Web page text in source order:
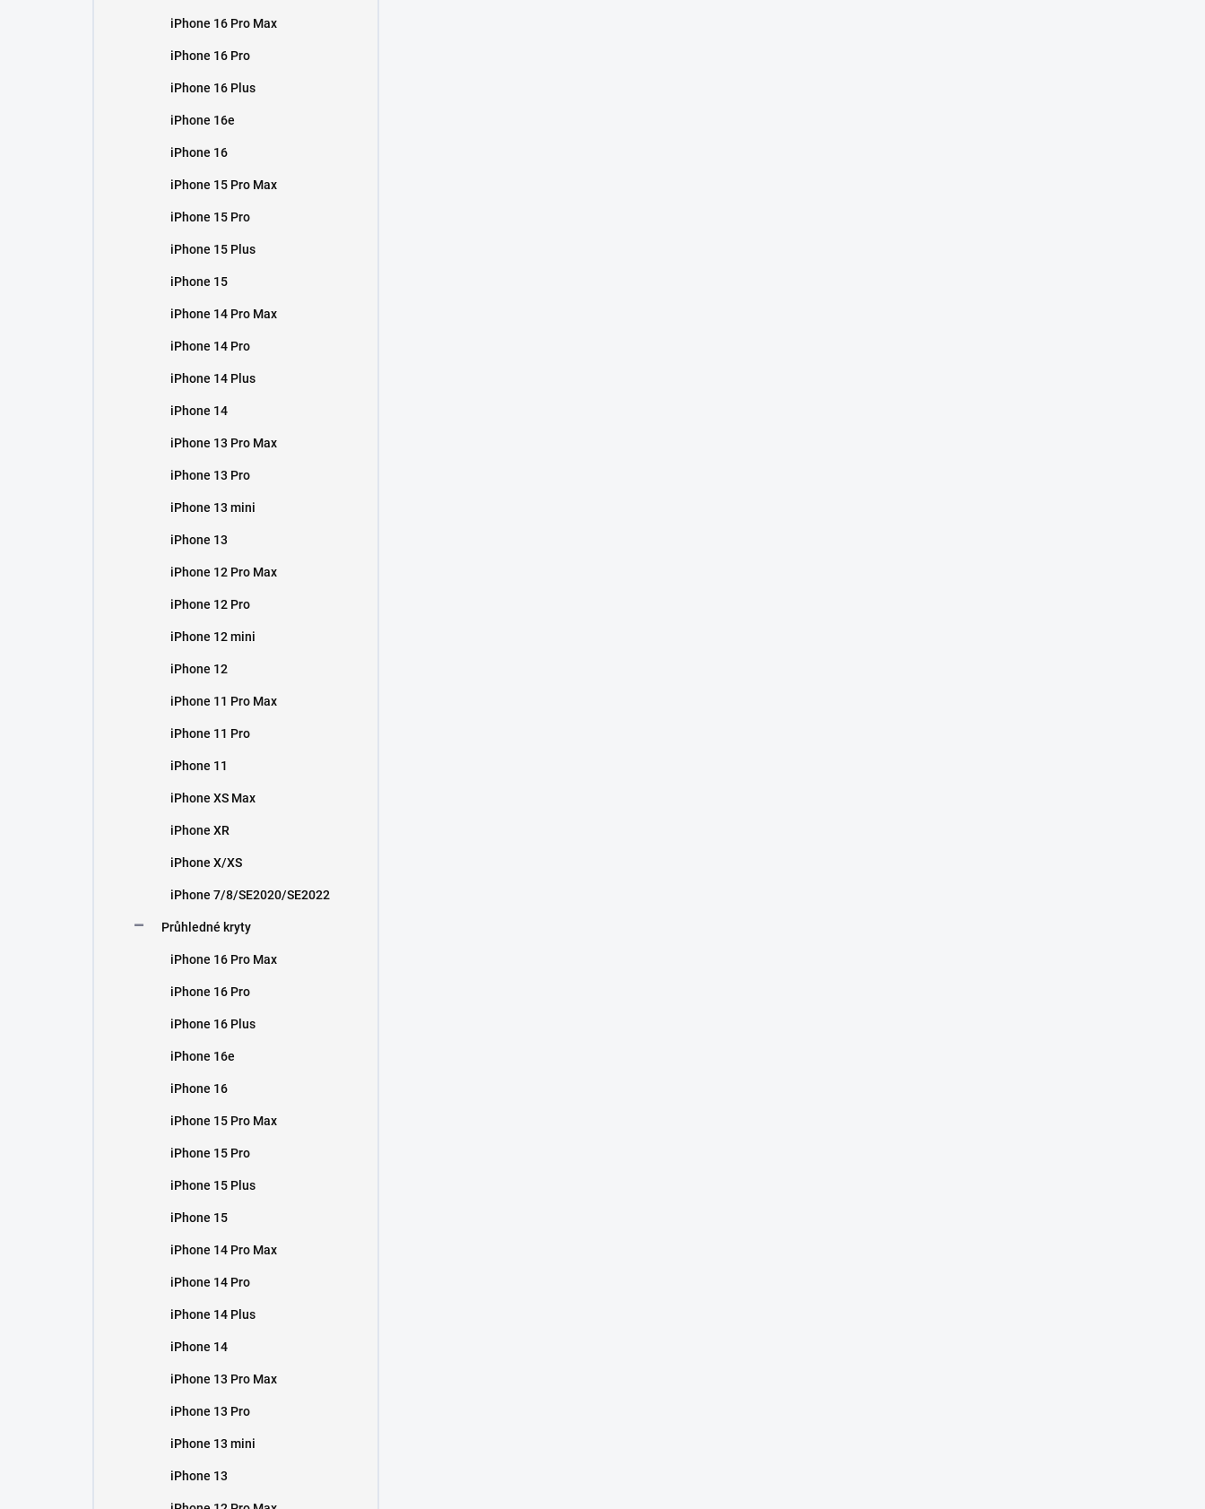
iPhone 16 Pro Max
iPhone 16 Pro
iPhone 16 Plus
iPhone 16e
iPhone 16
iPhone 15 Pro Max
iPhone 15 Pro
iPhone 15 Plus
iPhone 15
iPhone 14 Pro Max
iPhone 14 Pro
iPhone 14 Plus
iPhone 14
iPhone 13 Pro Max
iPhone 13 Pro
iPhone 13 mini
iPhone 13
iPhone 12 Pro Max
iPhone 12 Pro
iPhone 12 mini
iPhone 12
iPhone 11 Pro Max
iPhone 11 Pro
iPhone 11
iPhone XS Max
iPhone XR
iPhone X/XS
iPhone 7/8/SE2020/SE2022
Průhledné kryty
iPhone 16 Pro Max
iPhone 16 Pro
iPhone 16 Plus
iPhone 16e
iPhone 16
iPhone 15 Pro Max
iPhone 15 Pro
iPhone 15 Plus
iPhone 15
iPhone 14 Pro Max
iPhone 14 Pro
iPhone 14 Plus
iPhone 14
iPhone 13 Pro Max
iPhone 13 Pro
iPhone 13 mini
iPhone 13